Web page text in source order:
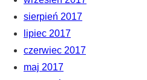
sierpień 2017
lipiec 2017
czerwiec 2017
maj 2017